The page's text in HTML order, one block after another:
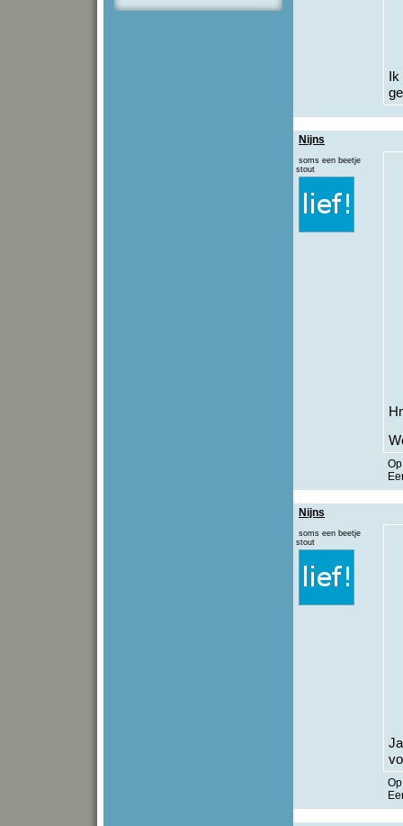
Nijns
soms een beetje
stout
Nijns
soms een beetje
stout